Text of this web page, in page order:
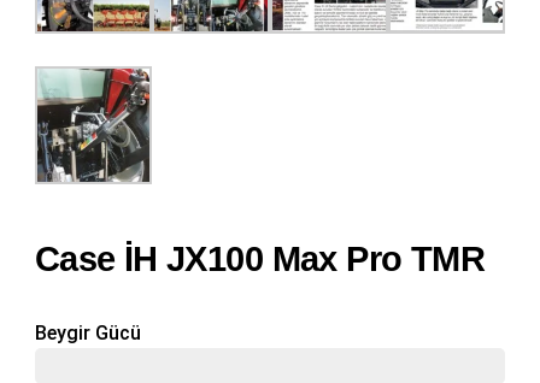
Case İH JX100 Max Pro TMR
Beygir Gücü